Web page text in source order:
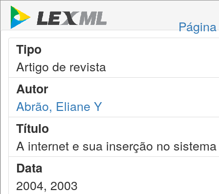
Tipo
Artigo de revista
Autor
Abrão, Eliane Y
Título
A internet e sua inserção no
Data
2004, 2003